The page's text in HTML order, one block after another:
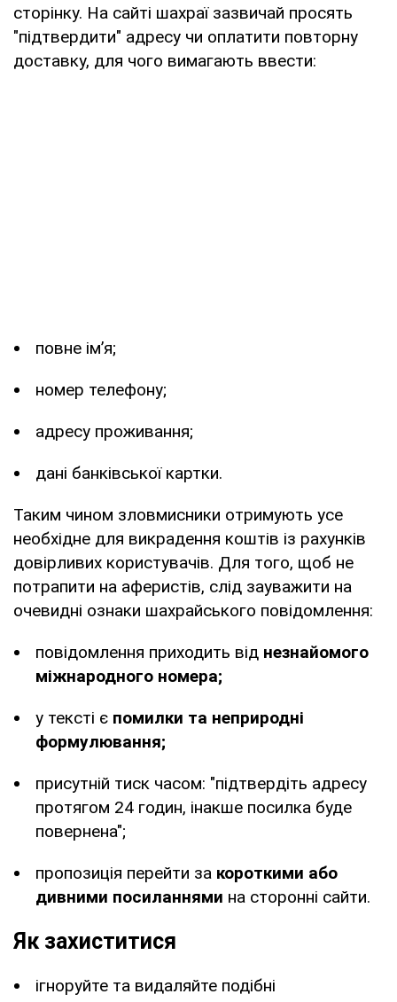
сторінку. На сайті шахраї зазвичай просять
"підтвердити" адресу чи оплатити повторну
доставку, для чого вимагають ввести:
повне ім’я;
номер телефону;
адресу проживання;
дані банківської картки.
Таким чином зловмисники отримують усе
необхідне для викрадення коштів із рахунків
довірливих користувачів. Для того, щоб не
потрапити на аферистів, слід зауважити на
очевидні ознаки шахрайського повідомлення:
повідомлення приходить від незнайомого
міжнародного номера;
у тексті є помилки та неприродні
формулювання;
присутній тиск часом: "підтвердіть адресу
протягом 24 годин, інакше посилка буде
повернена";
пропозиція перейти за короткими або
дивними посиланнями на сторонні сайти.
Як захиститися
ігноруйте та видаляйте подібні